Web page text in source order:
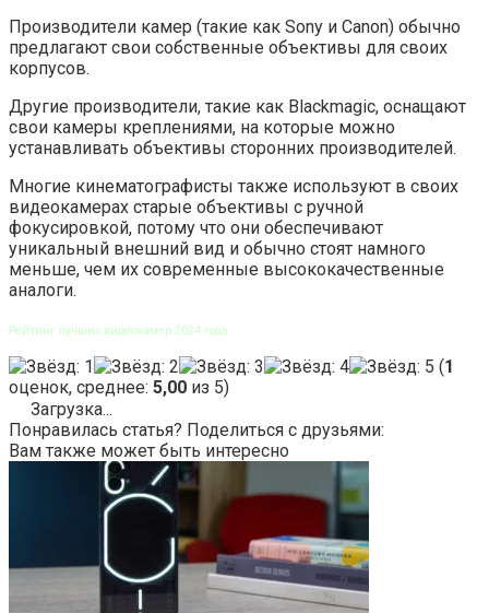
Производители камер (такие как Sony и Canon) обычно
предлагают свои собственные объективы для своих
корпусов.
Другие производители, такие как Blackmagic, оснащают
свои камеры креплениями, на которые можно
устанавливать объективы сторонних производителей.
Многие кинематографисты также используют в своих
видеокамерах старые объективы с ручной
фокусировкой, потому что они обеспечивают
уникальный внешний вид и обычно стоят намного
меньше, чем их современные высококачественные
аналоги.
Рейтинг лучших видеокамер 2024 года
(1
оценок, среднее: 5,00 из 5)
Загрузка...
Понравилась статья? Поделиться с друзьями:
Вам также может быть интересно